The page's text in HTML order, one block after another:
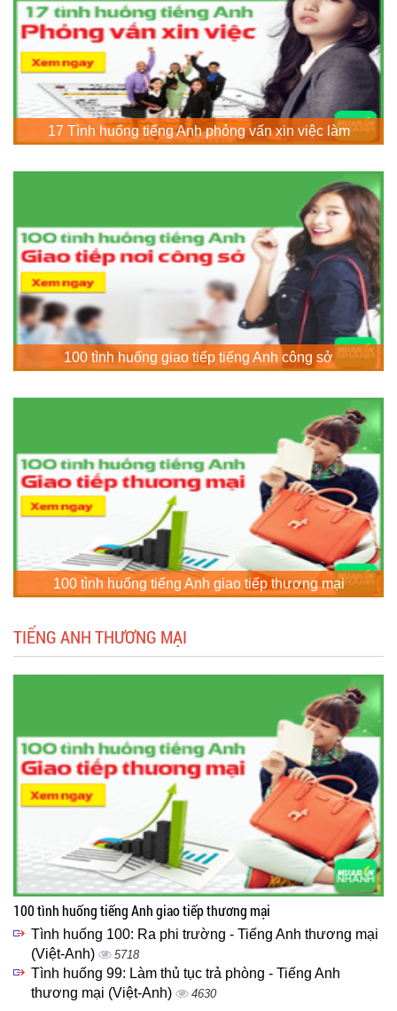
17 Tình huống tiếng Anh phỏng vấn xin việc làm
100 tình huống giao tiếp tiếng Anh công sở
100 tình huống tiếng Anh giao tiếp thương mại
TIẾNG ANH THƯƠNG MẠI
100 tình huống tiếng Anh giao tiếp thương mại
Tình huống 100: Ra phi trường - Tiếng Anh thương mại
(Việt-Anh)
5718
Tình huống 99: Làm thủ tục trả phòng - Tiếng Anh
thương mại (Việt-Anh)
4630